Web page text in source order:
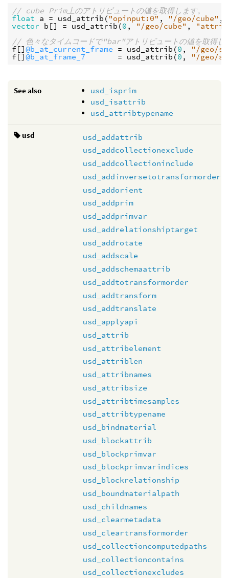
// cube Prim上のアトリビュートの値を取得します。
float a = usd_attrib ( "opinput:0" , "/geo/cube" ,
vector b [] = usd_attrib (0 , "/geo/cube" ,
// 色々なタイムコードで"bar"アトリビュートの値を取得し
f[]@b_at_current_frame = usd_attrib (0 , "/geo/
f[]@b_at_frame_7
       =
usd_attrib (0 , "/geo/
See also
usd_isprim
usd_isattrib
usd_attribtypename
usd
usd_addattrib
usd_addcollectionexclude
usd_addcollectioninclude
usd_addinversetotransformorder
usd_addorient
usd_addprim
usd_addprimvar
usd_addrelationshiptarget
usd_addrotate
usd_addscale
usd_addschemaattrib
usd_addtotransformorder
usd_addtransform
usd_addtranslate
usd_applyapi
usd_attrib
usd_attribelement
usd_attriblen
usd_attribnames
usd_attribsize
usd_attribtimesamples
usd_attribtypename
usd_bindmaterial
usd_blockattrib
usd_blockprimvar
usd_blockprimvarindices
usd_blockrelationship
usd_boundmaterialpath
usd_childnames
usd_clearmetadata
usd_cleartransformorder
usd_collectioncomputedpaths
usd_collectioncontains
usd_collectionexcludes